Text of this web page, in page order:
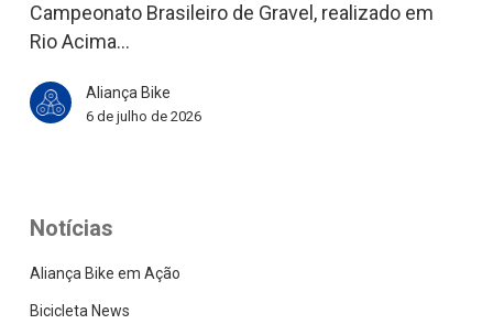
o
1º
de
Gravel
Campeonato Brasileiro de Gravel, realizado em
Rio Acima…
Aliança Bike
6 de julho de 2026
Notícias
Aliança Bike em Ação
Bicicleta News